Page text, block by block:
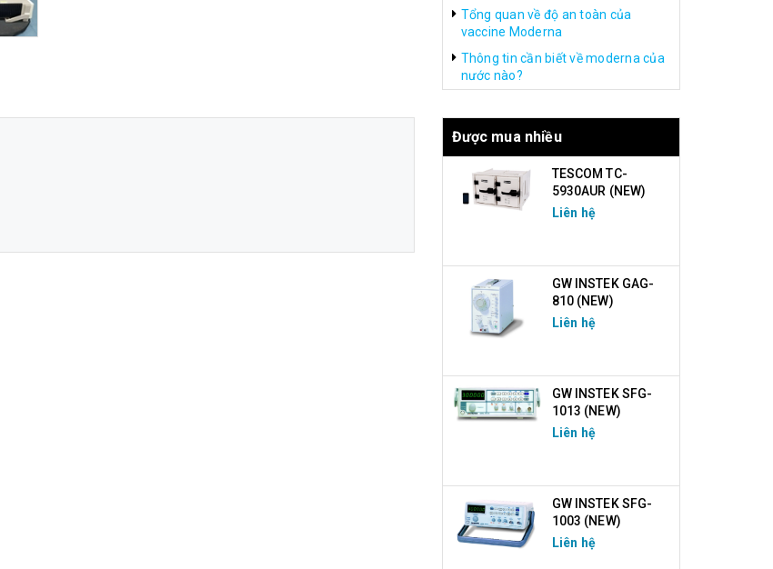
Tổng quan về độ an toàn của
vaccine Moderna
Thông tin cần biết về moderna của
nước nào?
Được mua nhiều
TESCOM TC-
5930AUR (NEW)
Liên hệ
GW INSTEK GAG-
810 (NEW)
Liên hệ
GW INSTEK SFG-
1013 (NEW)
Liên hệ
GW INSTEK SFG-
1003 (NEW)
Liên hệ